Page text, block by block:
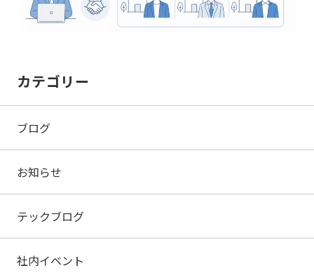
カテゴリー
ブログ
お知らせ
テックブログ
社内イベント